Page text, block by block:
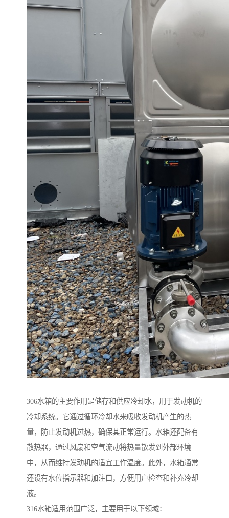
306水箱的主要作用是储存和供应冷却水，用于发动机的
冷却系统。它通过循环冷却水来吸收发动机产生的热
量，防止发动机过热，确保其正常运行。水箱还配备有
散热器，通过风扇和空气流动将热量散发到外部环境
中，从而维持发动机的适宜工作温度。此外，水箱通常
还设有水位指示器和加注口，方便用户检查和补充冷却
液。
316水箱适用范围广泛，主要用于以下领域：